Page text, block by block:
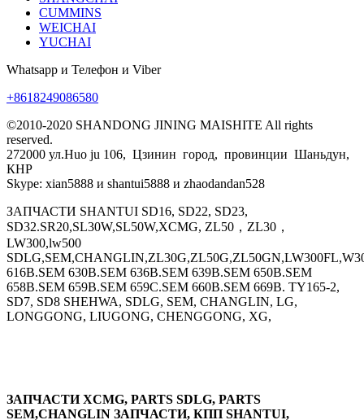
CUMMINS
WEICHAI
YUCHAI
Whatsapp и Телефон и Viber
+8618249086580
©2010-2020 SHANDONG JINING MAISHITE All rights
reserved.
272000 ул.Huo ju 106, Цзинин город, провинции Шаньдун,
КНР
Skype: xian5888 и shantui5888 и zhaodandan528
ЗАПЧАСТИ SHANTUI SD16, SD22, SD23,
SD32.SR20,SL30W,SL50W,XCMG, ZL50，ZL30，
LW300,lw500
616B.SEM 630B.SEM 636B.SEM 639B.SEM 650B.SEM
658B.SEM 659B.SEM 659C.SEM 660B.SEM 669B. TY165-2,
SD7, SD8 SHEHWA, SDLG, SEM, CHANGLIN, LG,
LONGGONG, LIUGONG, CHENGGONG, XG,
ЗАПЧАСТИ XCMG, PARTS SDLG, PARTS
SEM,CHANGLIN ЗАПЧАСТИ, КПП SHANTUI,